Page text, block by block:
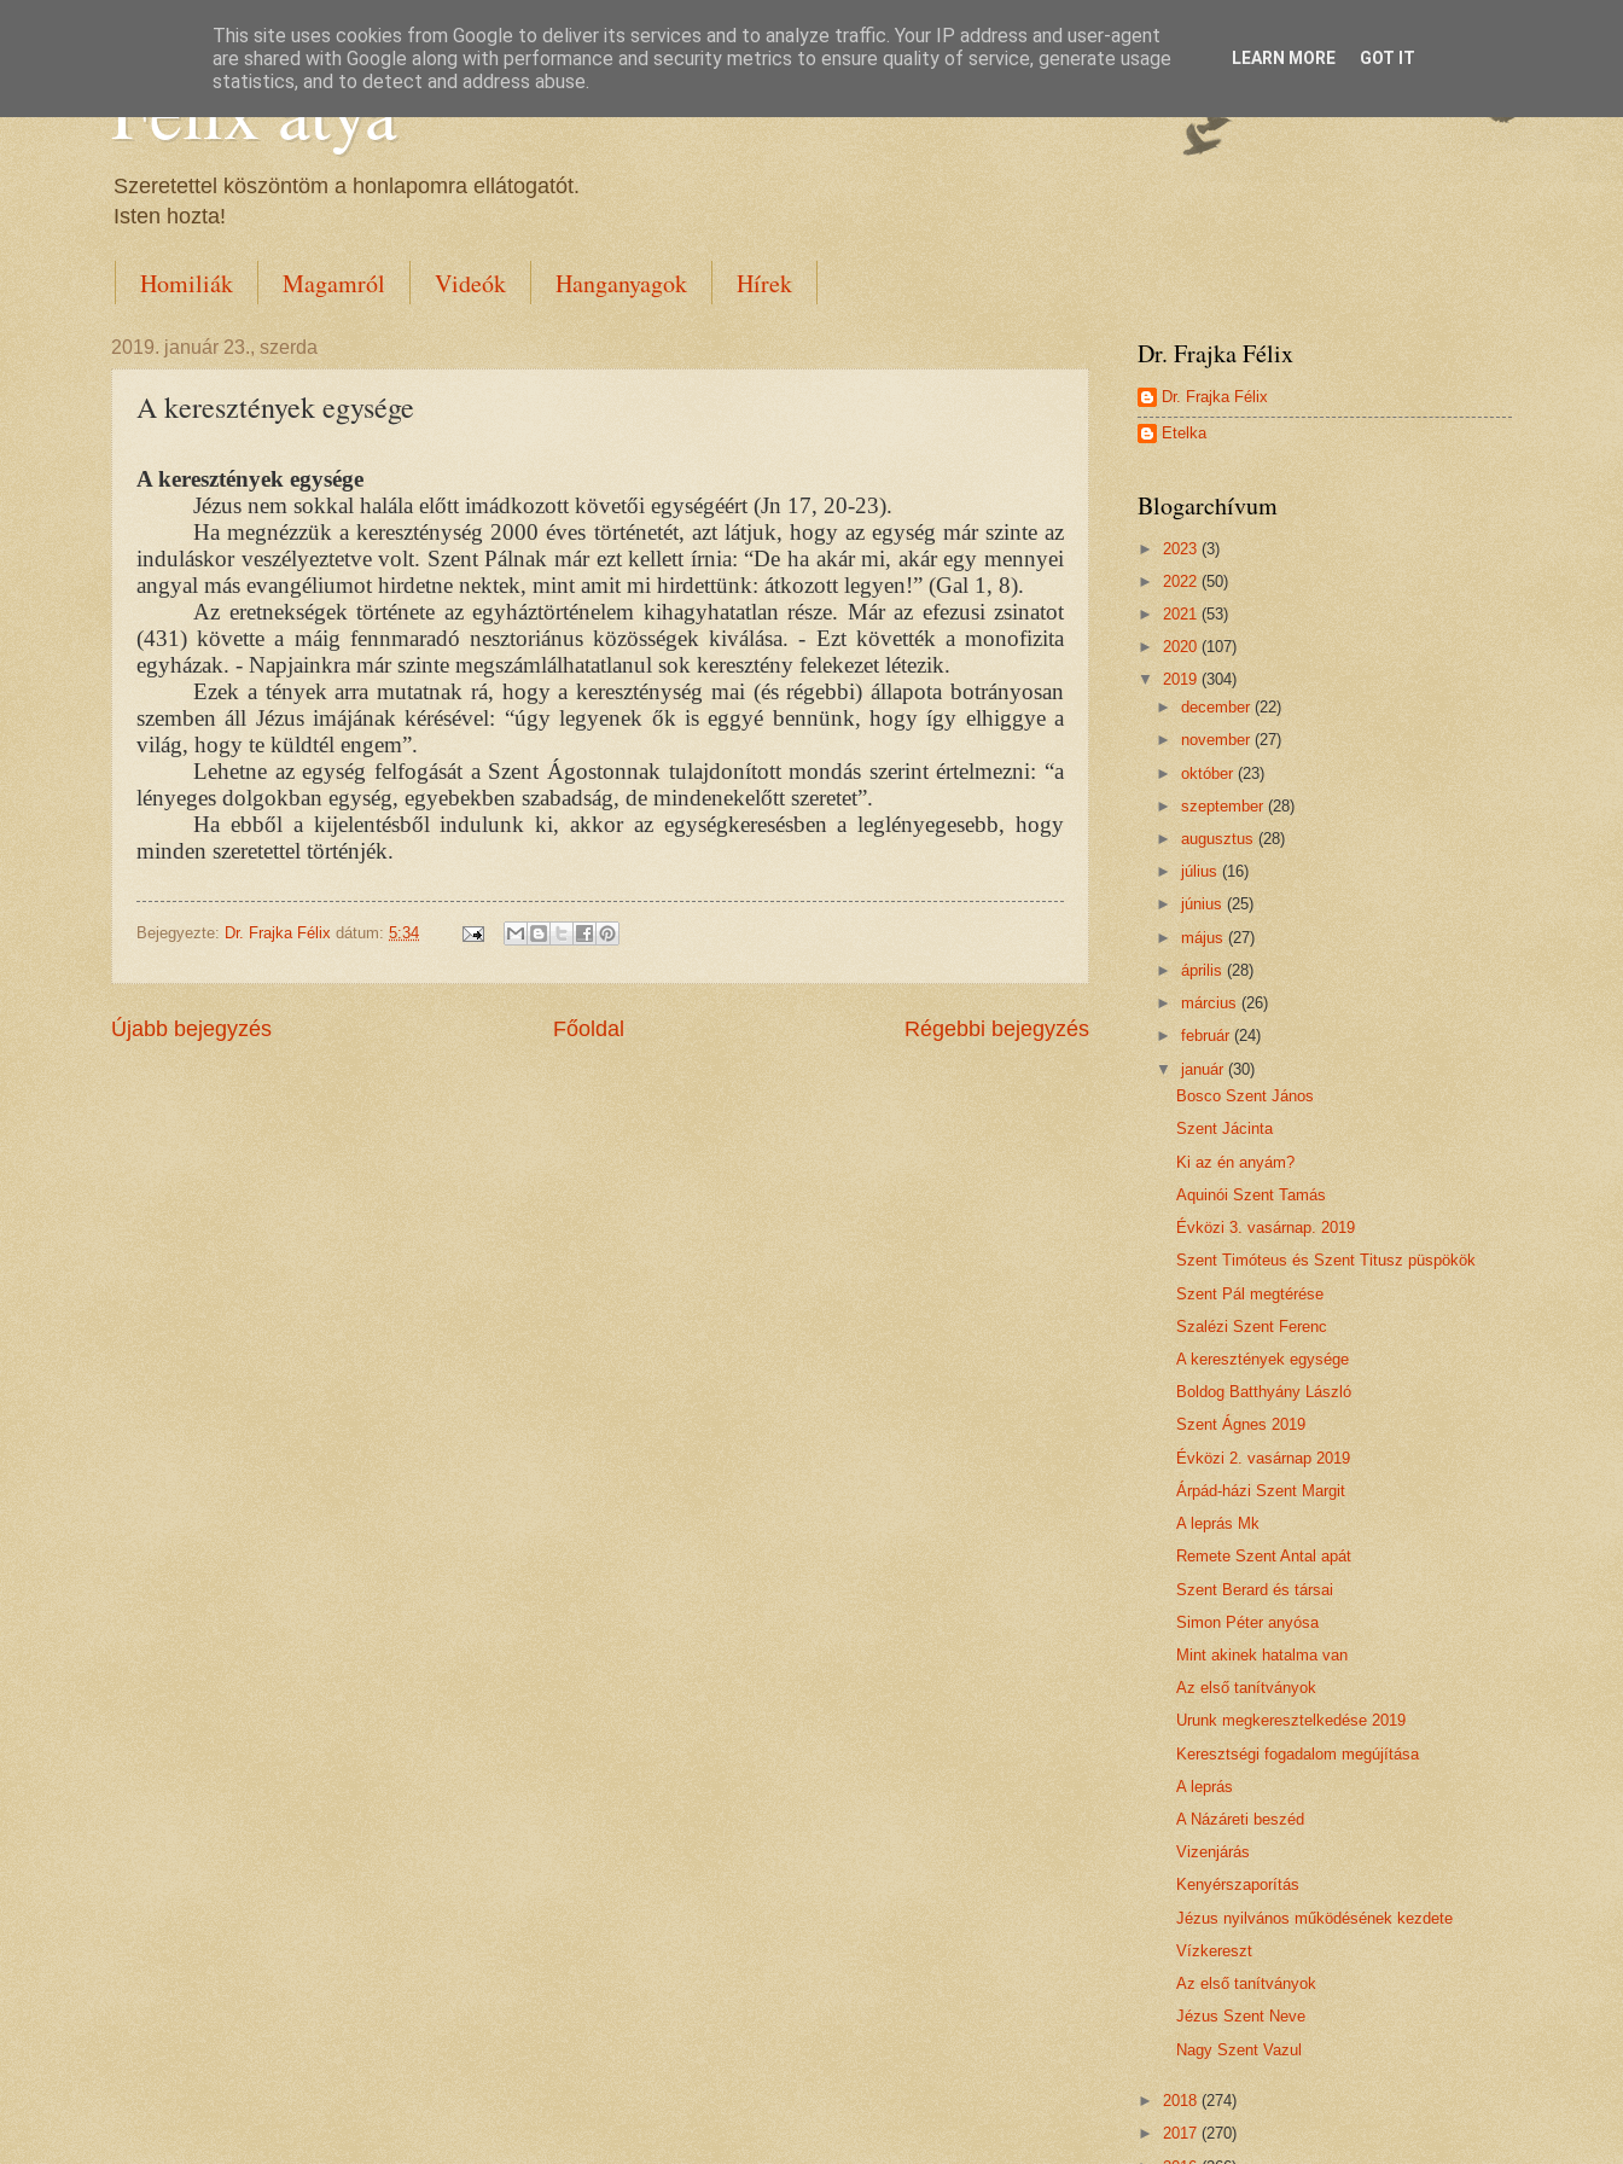
Félix atya
Szeretettel köszöntöm a honlapomra ellátogatót.
Isten hozta!
Homiliák Magamról Videók Hanganyagok Hírek
2019. január 23., szerda
A keresztények egysége
A keresztények egysége
Jézus nem sokkal halála előtt imádkozott követői egységéért (Jn 17, 20-23).
Ha megnézzük a kereszténység 2000 éves történetét, azt látjuk, hogy az egység már szinte az
induláskor veszélyeztetve volt. Szent Pálnak már ezt kellett írnia: “De ha akár mi, akár egy mennyei
angyal más evangéliumot hirdetne nektek, mint amit mi hirdettünk: átkozott legyen!” (Gal 1, 8).
Az eretnekségek története az egyháztörténelem kihagyhatatlan része. Már az efezusi zsinatot
(431) követte a máig fennmaradó nesztoriánus közösségek kiválása. - Ezt követték a monofizita
egyházak. - Napjainkra már szinte megszámlálhatatlanul sok keresztény felekezet létezik.
Ezek a tények arra mutatnak rá, hogy a kereszténység mai (és régebbi) állapota botrányosan
szemben áll Jézus imájának kérésével: “úgy legyenek ők is eggyé bennünk, hogy így elhiggye a
világ, hogy te küldtél engem”.
Lehetne az egység felfogását a Szent Ágostonnak tulajdonított mondás szerint értelmezni: “a
lényeges dolgokban egység, egyebekben szabadság, de mindenekelőtt szeretet”.
Ha ebből a kijelentésből indulunk ki, akkor az egységkeresésben a leglényegesebb, hogy
minden szeretettel történjék.
Bejegyezte: Dr. Frajka Félix dátum: 5:34
Újabb bejegyzés Régebbi bejegyzés
Főoldal
Dr. Frajka Félix
Dr. Frajka Félix
Etelka
Blogarchívum
► 2023 (3)
► 2022 (50)
► 2021 (53)
► 2020 (107)
▼ 2019 (304)
►december(22)
►november(27)
►október(23)
►szeptember(28)
►augusztus(28)
►július(16)
►június(25)
► május(27)
►április(28)
►március(26)
►február(24)
▼január(30)
Bosco Szent János
Szent Jácinta
Ki az én anyám?
Aquinói Szent Tamás
Évközi 3. vasárnap. 2019
Szent Timóteus és Szent Titusz püspökök
Szent Pál megtérése
Szalézi Szent Ferenc
A keresztények egysége
Boldog Batthyány László
Szent Ágnes 2019
Évközi 2. vasárnap 2019
Árpád-házi Szent Margit
A leprás Mk
Remete Szent Antal apát
Szent Berard és társai
Simon Péter anyósa
Mint akinek hatalma van
Az első tanítványok
Urunk megkeresztelkedése 2019
Keresztségi fogadalom megújítása
A leprás
A Názáreti beszéd
Vizenjárás
Kenyérszaporítás
Jézus nyilvános működésének kezdete
Vízkereszt
Az első tanítványok
Jézus Szent Neve
Nagy Szent Vazul
► 2018 (274)
► 2017 (270)
This site uses cookies from Google to deliver its services and to analyze traffic. Your IP address and user-agent
are shared with Google along with performance and security metrics to ensure quality of service, generate usage
statistics, and to detect and address abuse.
LEARN MORE GOT IT